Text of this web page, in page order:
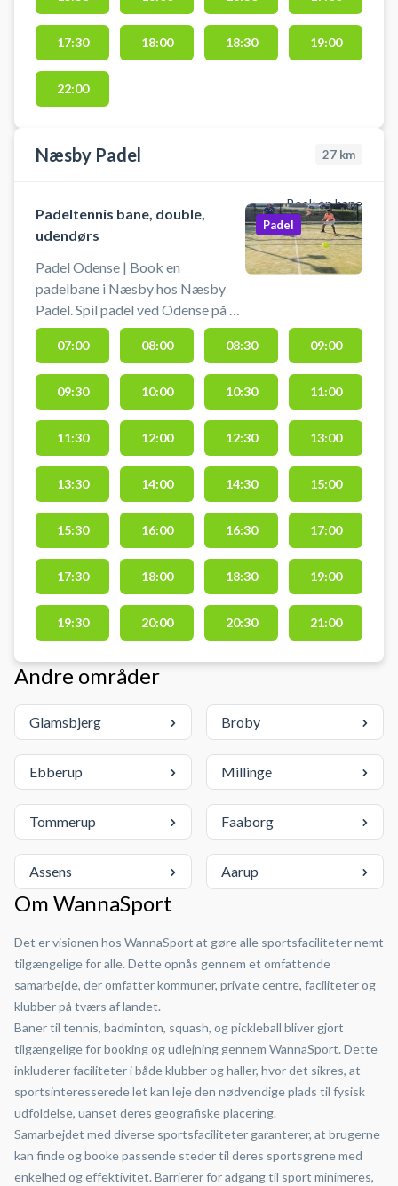
17:30 18:00 18:30 19:00
22:00
Næsby Padel 27 km
Book en bane
Padeltennis bane, double,
udendørs
Padel Odense | Book en
padelbane i Næsby hos Næsby
Padel. Spil padel ved Odense på en
udendørs double padel tennis
bane. Der er gratis parkering ved
padeltennis banen og padeltennis
spillere kan benytte Næsbyhallens
omklædningsfaciliteter i
åbningstiden. Tjek hallens
åbningstider på Næsbyhallens
hjemmeside.
Padel
07:00 08:00 08:30 09:00
09:30 10:00 10:30 11:00
11:30 12:00 12:30 13:00
13:30 14:00 14:30 15:00
15:30 16:00 16:30 17:00
17:30 18:00 18:30 19:00
19:30 20:00 20:30 21:00
Andre områder
Glamsbjerg Broby
Ebberup Millinge
Tommerup Faaborg
Assens Aarup
Om WannaSport
Det er visionen hos WannaSport at gøre alle sportsfaciliteter nemt
tilgængelige for alle. Dette opnås gennem et omfattende
samarbejde, der omfatter kommuner, private centre, faciliteter og
klubber på tværs af landet.
Baner til tennis, badminton, squash, og pickleball bliver gjort
tilgængelige for booking og udlejning gennem WannaSport. Dette
inkluderer faciliteter i både klubber og haller, hvor det sikres, at
sportsinteresserede let kan leje den nødvendige plads til fysisk
udfoldelse, uanset deres geografiske placering.
Samarbejdet med diverse sportsfaciliteter garanterer, at brugerne
kan finde og booke passende steder til deres sportsgrene med
enkelhed og effektivitet. Barrierer for adgang til sport minimeres,